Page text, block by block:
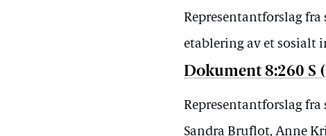
Representantforslag
etablering av et sosialt
Dokument 8:260 S
Representantforslag fra
Sandra Bruflot, Anne